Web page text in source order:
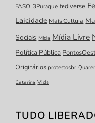
FASOL3Puraque fediverse
Laicidade Mais Cultura
Sociais Mídia Mídia Livre
Política Pública
Originários protestosbr
Catarina Vida
TUDO